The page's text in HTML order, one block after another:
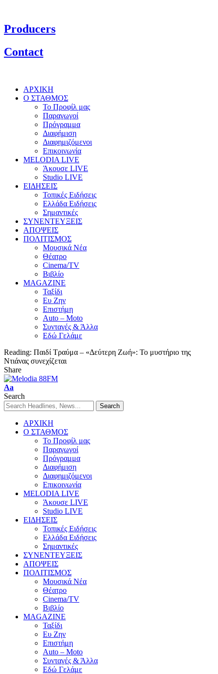
Producers
Contact
ΑΡΧΙΚΗ
Ο ΣΤΑΘΜΟΣ
Το Προφίλ μας
Παραγωγοί
Πρόγραμμα
Διαφήμιση
Διαφημιζόμενοι
Επικοινωνία
MELODIA LIVE
Άκουσε LIVE
Studio LIVE
ΕΙΔΗΣΕΙΣ
Τοπικές Ειδήσεις
Ελλάδα Ειδήσεις
Σημαντικές
ΣΥΝΕΝΤΕΥΞΕΙΣ
ΑΠΟΨΕΙΣ
ΠΟΛΙΤΙΣΜΟΣ
Μουσικά Νέα
Θέατρο
Cinema/TV
Βιβλίο
MAGAZINE
Ταξίδι
Ευ Ζην
Επιστήμη
Auto – Moto
Συνταγές & Άλλα
Εδώ Γελάμε
Reading: Παιδί Τραύμα – «Δεύτερη Ζωή»: Το μυστήριο της
Ντιάνας συνεχίζεται
Share
Aa
Search
ΑΡΧΙΚΗ
Ο ΣΤΑΘΜΟΣ
Το Προφίλ μας
Παραγωγοί
Πρόγραμμα
Διαφήμιση
Διαφημιζόμενοι
Επικοινωνία
MELODIA LIVE
Άκουσε LIVE
Studio LIVE
ΕΙΔΗΣΕΙΣ
Τοπικές Ειδήσεις
Ελλάδα Ειδήσεις
Σημαντικές
ΣΥΝΕΝΤΕΥΞΕΙΣ
ΑΠΟΨΕΙΣ
ΠΟΛΙΤΙΣΜΟΣ
Μουσικά Νέα
Θέατρο
Cinema/TV
Βιβλίο
MAGAZINE
Ταξίδι
Ευ Ζην
Επιστήμη
Auto – Moto
Συνταγές & Άλλα
Εδώ Γελάμε